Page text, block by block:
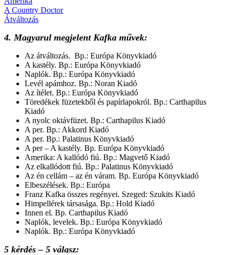
A Country Doctor
Átváltozás
4. Magyarul megjelent Kafka művek:
Az átváltozás. Bp.: Európa Könyvkiadó
A kastély. Bp.: Európa Könyvkiadó
Naplók. Bp.: Európa Könyvkiadó
Levél apámhoz. Bp.: Noran Kiadó
Az ítélet. Bp.: Európa Könyvkiadó
Töredékek füzetekből és papírlapokról. Bp.: Carthapilus
Kiadó
A nyolc oktávfüzet. Bp.: Carthapilus Kiadó
A per. Bp.: Akkord Kiadó
A per. Bp.: Palatinus Könyvkiadó
A per – A kastély. Bp. Európa Könyvkiadó
Amerika: A kallódó fiú. Bp.: Magvető Kiadó
Az elkallódott fiú. Bp.: Palatinus Könyvkiadó
Az én cellám – az én váram. Bp. Európa Könyvkiadó
Elbeszélések. Bp.: Európa
Franz Kafka összes regényei. Szeged: Szukits Kiadó
Himpellérek társasága. Bp.: Hold Kiadó
Innen el. Bp. Carthapilus Kiadó
Naplók, levelek. Bp.: Európa Könyvkiadó
Naplók. Bp.: Európa Könyvkiadó
5 kérdés – 5 válasz: